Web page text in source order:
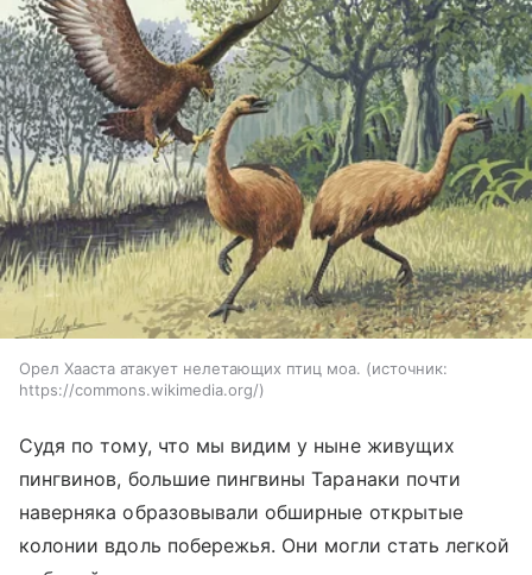
Орел Хааста атакует нелетающих птиц моа.
источник:
https://commons.wikimedia.org/
Судя по тому, что мы видим у ныне живущих
пингвинов, большие пингвины Таранаки почти
наверняка образовывали обширные открытые
колонии вдоль побережья. Они могли стать легкой